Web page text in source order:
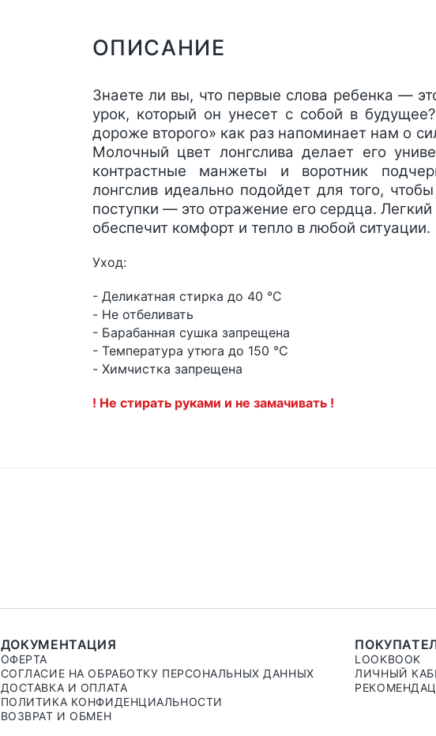
ОПИСАНИЕ
Знаете ли вы, что первые слова ребенка —
урок, который он унесет с собой в
дороже второго» как раз напоминает нам о
Молочный цвет лонгслива делает его
контрастные манжеты и воротник
лонгслив идеально подойдет для того,
поступки — это отражение его сердца.
обеспечит комфорт и тепло в любой ситуации.
Уход:
- Деликатная стирка до 40 °C
- Не отбеливать
- Барабанная сушка запрещена
- Температура утюга до 150 °C
- Химчистка запрещена
! Не стирать руками и не замачивать !
ДОКУМЕНТАЦИЯ
ОФЕРТА
СОГЛАСИЕ НА ОБРАБОТКУ ПЕРСОНАЛЬНЫХ ДАННЫХ
ДОСТАВКА И ОПЛАТА
ПОЛИТИКА КОНФИДЕНЦИАЛЬНОСТИ
ВОЗВРАТ И ОБМЕН
LOOKBOOK
ЛИЧНЫЙ